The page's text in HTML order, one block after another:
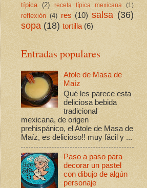
típica (2) receta típica mexicana (1)
reflexión (4) res (10) salsa (36)
sopa (18) tortilla (6)
Entradas populares
Atole de Masa de
Maíz
Qué les parece esta
deliciosa bebida
tradicional
mexicana, de origen
prehispánico, el Atole de Masa de
Maíz, es delicioso!! muy fácil y ...
Paso a paso para
decorar un pastel
con dibujo de algún
personaje